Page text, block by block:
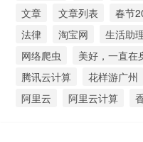
文章
文章列表 春节
法律
淘宝网 生活助
网络爬虫
美好，一直在
腾讯云计算
花样游广州
阿里云
阿里云计算